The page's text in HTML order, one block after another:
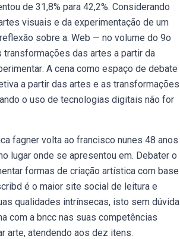
de 31,8% para 42,2%. Considerando
visuais e da experimentação de um
sobre a. Web — no volume do 9o
transformações das artes a partir da
A cena como espaço de debate
a partir das artes e as transformações
o uso de tecnologias digitais não for
fagner volta ao francisco nunes 48 anos
lugar onde se apresentou em. Debater o
formas de criação artística com base
é o maior site social de leitura e
qualidades intrínsecas, isto sem dúvida
com a bncc nas suas competências
arte, atendendo aos dez itens.